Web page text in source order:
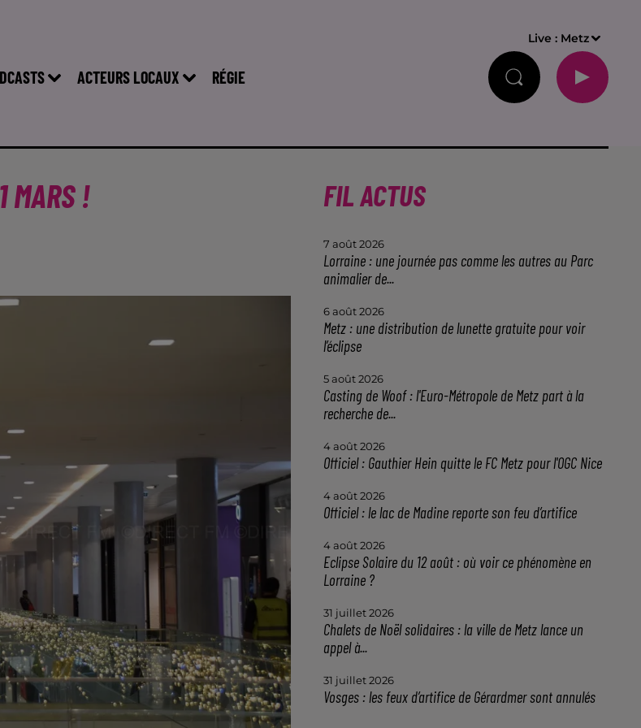
ACTEURS LOCAUX RÉGIE
Live : Metz
MARS ! FIL ACTUS
7 août 2026
Lorraine : une journée pas comme les autres au Parc
animalier de...
6 août 2026
Metz : une distribution de lunette gratuite pour voir
l’éclipse
5 août 2026
Casting de Woof : l'Euro-Métropole de Metz part à la
recherche de...
4 août 2026
Officiel : Gauthier Hein quitte le FC Metz pour l'OGC Nice
4 août 2026
Officiel : le lac de Madine reporte son feu d’artifice
4 août 2026
Eclipse Solaire du 12 août : où voir ce phénomène en
Lorraine ?
31 juillet 2026
Chalets de Noël solidaires : la ville de Metz lance un
appel à...
31 juillet 2026
Vosges : les feux d’artifice de Gérardmer sont annulés